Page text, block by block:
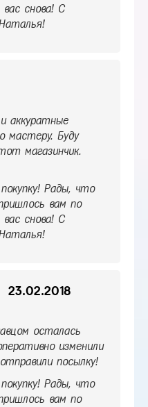
снова! С
аккуратные
мастеру. Буду
магазинчик.
Рады, что
вам по
снова! С
23.02.2018
осталась
изменили
посылку!
Рады, что
вам по